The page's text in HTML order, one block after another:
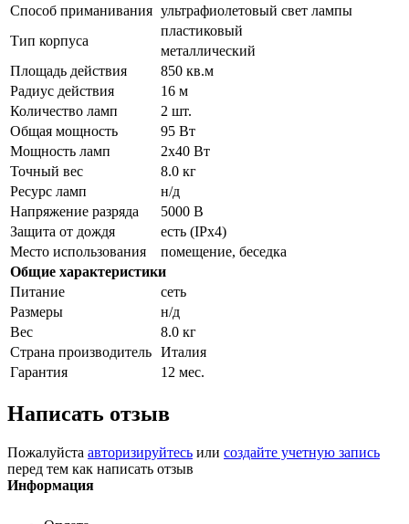
Способ приманивания ультрафиолетовый свет лампы
Тип корпуса
пластиковый
металлический
Площадь действия
850 кв.м
Радиус действия
16 м
Количество ламп
2 шт.
Общая мощность
95 Вт
Мощность ламп
2х40 Вт
Точный вес
8.0 кг
Ресурс ламп
н/д
Напряжение разряда
5000 В
Защита от дождя
есть (IPx4)
Место использования
помещение, беседка
Общие характеристики
Питание
сеть
Размеры
н/д
Вес
8.0 кг
Страна производитель Италия
Гарантия
12 мес.
Написать отзыв
Пожалуйста авторизируйтесь или создайте учетную запись
перед тем как написать отзыв
Информация